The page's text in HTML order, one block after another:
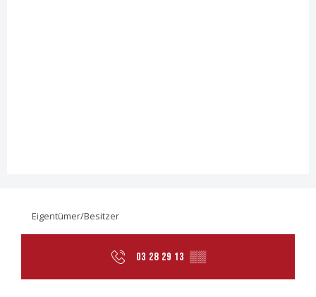
Eigentümer/Besitzer
03 28 29 13 ▒▒